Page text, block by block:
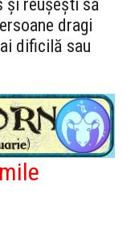
și reușești să
dragi
dificilă sau